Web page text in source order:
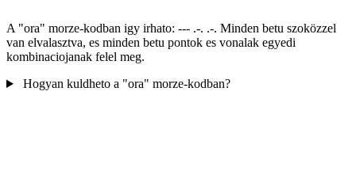
A "ora" morze-kodban igy irhato: --- .-. .-. Minden betu szoközzel
van elvalasztva, es minden betu pontok es vonalak egyedi
kombinaciojanak felel meg.
Hogyan kuldheto a "ora" morze-kodban?